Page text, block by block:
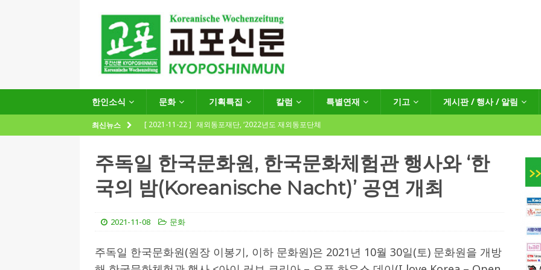
한인소식 문화 기획특집 칼럼 특별연재 기고 게시판 / 행사 / 알림
최신뉴스 [ 2021-11-22 ] 재외동포재단, ‘2022년도 재외동포단체
[ 2021-09-24 ] 함부르크한인회
제57회 정기총회 공고 및 제30대 한인회장선거 공고
게시판 / 행사 / 알림
(12.14일 기준)
[ 2026-07-27 ] “재독동포와 함께하는 재독일한인체육회로 거듭나겠습니다”
한인소식
[ 2026-07-27 ] KIST 유럽연구소 30돌…“한-EU 협력 ‘가교’ 넘어 혁신 거점으로” 한인소식
주독일 한국문화원, 한국문화체험관 행사와 ‘한
국의 밤(Koreanische Nacht)’ 공연 개최
2021-11-08 문화
주독일 한국문화원(원장 이봉기, 이하 문화원)은 2021년 10월 30일(토) 문화원을 개방